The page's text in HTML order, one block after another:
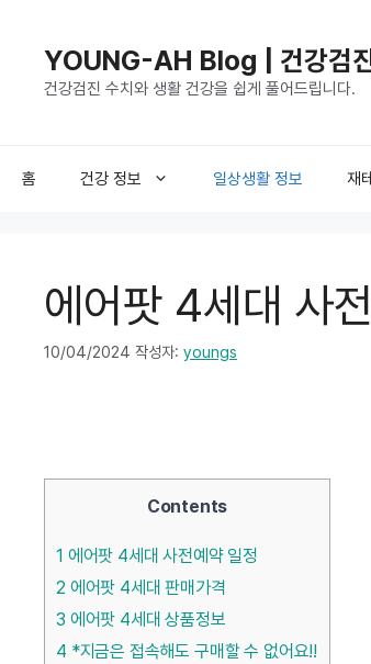
YOUNG-AH Blog | 건강검진
건강검진 수치와 생활 건강을 쉽게 풀어드립니다.
홈 건강 정보 일상생활 정보 재
에어팟 4세대 사
10/04/2024 작성자: youngs
Contents
1 에어팟 4세대 사전예약 일정
2 에어팟 4세대 판매가격
3 에어팟 4세대 상품정보
4 *지금은 접속해도 구매할 수 없어요!!